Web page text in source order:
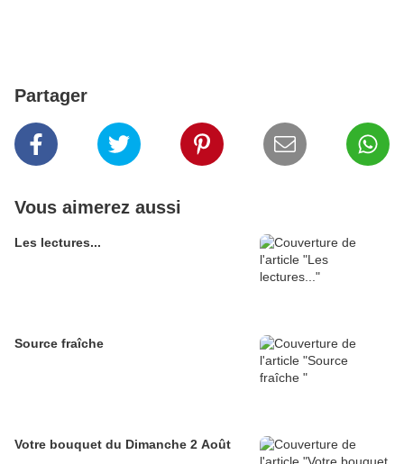
Partager
Vous aimerez aussi
Les lectures...
Source fraîche
Votre bouquet du Dimanche 2 Août